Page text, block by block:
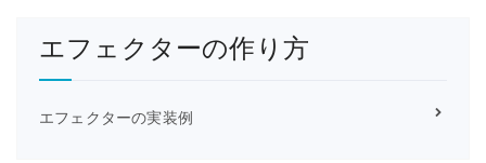
エフェクターの作り方
エフェクターの実装例